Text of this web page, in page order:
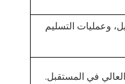
وعمليات التسليم
في المستقبل.